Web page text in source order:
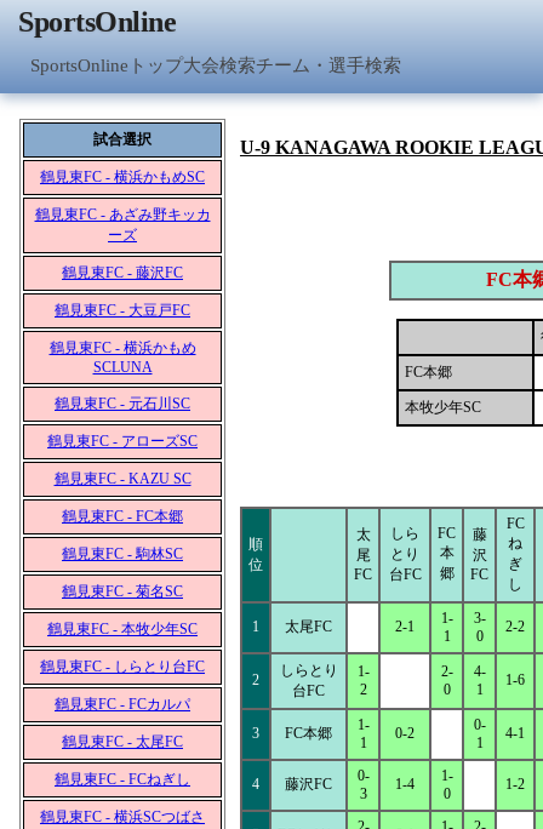
SportsOnline
SportsOnlineトップ大会検索チーム・選手検索
試合選択
鶴見東FC - 横浜かもめSC
鶴見東FC - あざみ野キッカ
ーズ
鶴見東FC - 藤沢FC
鶴見東FC - 大豆戸FC
鶴見東FC - 横浜かもめ
SCLUNA
鶴見東FC - 元石川SC
鶴見東FC - アローズSC
鶴見東FC - KAZU SC
鶴見東FC - FC本郷
鶴見東FC - 駒林SC
鶴見東FC - 菊名SC
鶴見東FC - 本牧少年SC
鶴見東FC - しらとり台FC
鶴見東FC - FCカルパ
鶴見東FC - 太尾FC
鶴見東FC - FCねぎし
鶴見東FC - 横浜SCつばさ
U-9 KANAGAWA ROOKIE
FC本
FC本郷
本牧少年SC
順
位
太
尾
FC
しら
とり
台FC
FC
本
郷
藤
沢
FC
FC
ね
ぎ
し
1 太尾FC 2-1
1-
1
3-
0
2-2
2
しらとり
台FC
1-
2
2-
0
4-
1
1-6
3 FC本郷
1-
1
0-2
0-
1
4-1
4 藤沢FC
0-
3
1-4
1-
0
1-2